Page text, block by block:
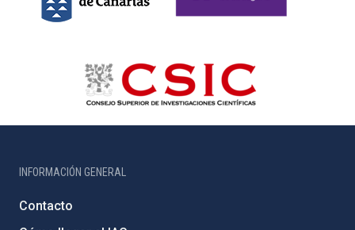
INFORMACIÓN GENERAL
Contacto